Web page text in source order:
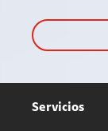
Servicios